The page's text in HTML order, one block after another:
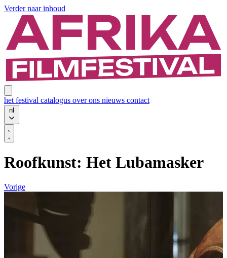
Verder naar inhoud
het festival catalogus over ons nieuws contact
nl
Roofkunst: Het Lubamasker
Vorige